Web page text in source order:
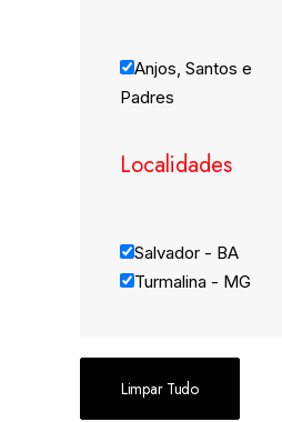
Anjos, Santos e
Padres
Localidades
Salvador - BA
Turmalina - MG
Limpar Tudo